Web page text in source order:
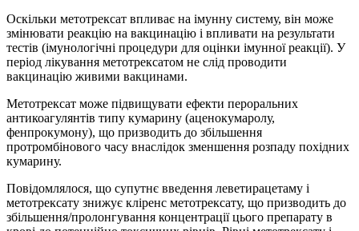
Оскільки метотрексат впливає на імунну систему, він може
змінювати реакцію на вакцинацію і впливати на результати
тестів (імунологічні процедури для оцінки імунної реакції). У
період лікування метотрексатом не слід проводити
вакцинацію живими вакцинами.
Метотрексат може підвищувати ефекти пероральних
антикоагулянтів типу кумарину (аценокумаролу,
фенпрокумону), що призводить до збільшення
протромбінового часу внаслідок зменшення розпаду похідних
кумарину.
Повідомлялося, що супутнє введення леветирацетаму і
метотрексату знижує кліренс метотрексату, що призводить до
збільшення/пролонгування концентрації цього препарату в